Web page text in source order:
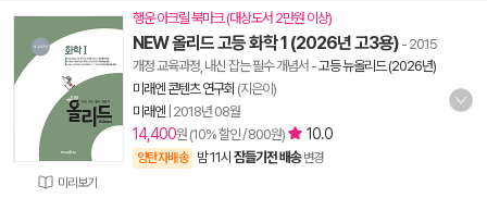
미리보기
행운 아크릴 북마크 (대상도서 2만원 이상)
NEW 올리드 고등 화학 1 (2026년 고3용) - 2015
개정 교육과정, 내신 잡는 필수 개념서 -고등 뉴올리드 (2026년)
미래엔 콘텐츠 연구회 (지은이)
미래엔 2018년 08월
14,400원 (10% 할인 / 800원) 10.0
양탄자배송 밤 11시 잠들기전 배송 변경